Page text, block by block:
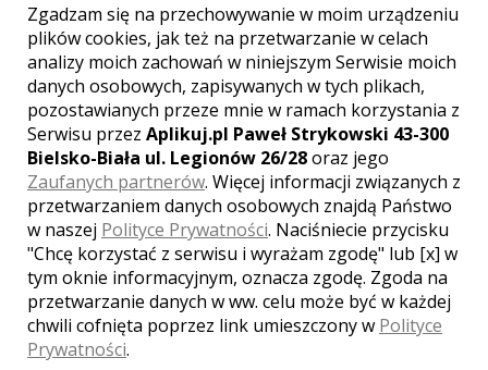
WYŚWIETLEŃ:
KOMENTARZY:0
WYŚWIETLEŃ:1156
KOMENTARZY:
Zgadzam się na przechowywanie w moim urządzeniu
plików cookies, jak też na przetwarzanie w celach
analizy moich zachowań w niniejszym Serwisie moich
danych osobowych, zapisywanych w tych plikach,
pozostawianych przeze mnie w ramach korzystania z
Serwisu przez Aplikuj.pl Paweł Strykowski 43-300
Bielsko-Biała ul. Legionów 26/28oraz jego
Zaufanych partnerów. Więcej informacji związanych z
przetwarzaniem danych osobowych znajdą Państwo
w naszej Polityce Prywatności. Naciśniecie przycisku
"Chcę korzystać z serwisu i wyrażam zgodę" lub [x] w
tym oknie informacyjnym, oznacza zgodę. Zgoda na
przetwarzanie danych w ww. celu może być w każdej
chwili cofnięta poprzez link umieszczony w Polityce
Prywatności.